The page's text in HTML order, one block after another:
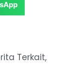
Terkait,